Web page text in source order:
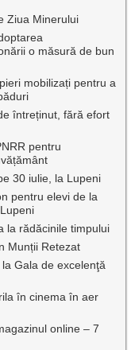
Ziua Minerului
o măsură de bun
mobilizați pentru a
întreținut, fără efort
pentru
30 iulie, la Lupeni
pentru elevi de la
la rădăcinile timpului
Munții Retezat
Gala de excelenţă
în cinema în aer
online – 7